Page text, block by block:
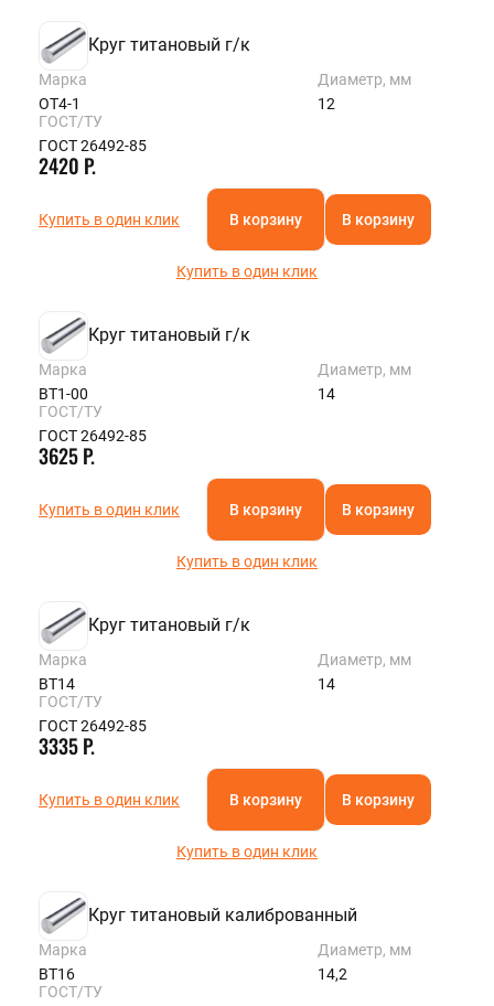
Круг титановый г/к
Марка
ОТ4-1
Диаметр, мм
12
ГОСТ/ТУ
ГОСТ 26492-85
2420 Р.
Купить в один клик В корзину В корзину
Купить в один клик
Круг титановый г/к
Марка
ВТ1-00
Диаметр, мм
14
ГОСТ/ТУ
ГОСТ 26492-85
3625 Р.
Купить в один клик В корзину В корзину
Купить в один клик
Круг титановый г/к
Марка
ВТ14
Диаметр, мм
14
ГОСТ/ТУ
ГОСТ 26492-85
3335 Р.
Купить в один клик В корзину В корзину
Купить в один клик
Круг титановый калиброванный
Марка
ВТ16
Диаметр, мм
14,2
ГОСТ/ТУ